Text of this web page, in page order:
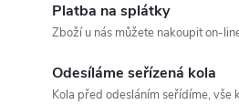
Platba na splátky
Zboží u nás můžete nakoupit on-
Odesíláme seřízená kola
Kola před odesláním seřídíme, vše